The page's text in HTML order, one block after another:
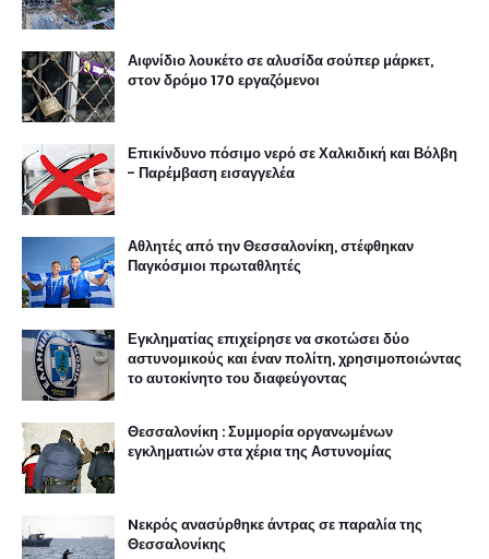
Αιφνίδιο λουκέτο σε αλυσίδα σούπερ μάρκετ,
στον δρόμο 170 εργαζόμενοι
Επικίνδυνο πόσιμο νερό σε Χαλκιδική και Βόλβη
- Παρέμβαση εισαγγελέα
Αθλητές από την Θεσσαλονίκη, στέφθηκαν
Παγκόσμιοι πρωταθλητές
Εγκληματίας επιχείρησε να σκοτώσει δύο
αστυνομικούς και έναν πολίτη, χρησιμοποιώντας
το αυτοκίνητο του διαφεύγοντας
Θεσσαλονίκη : Συμμορία οργανωμένων
εγκληματιών στα χέρια της Αστυνομίας
Nεκρός ανασύρθηκε άντρας σε παραλία της
Θεσσαλονίκης